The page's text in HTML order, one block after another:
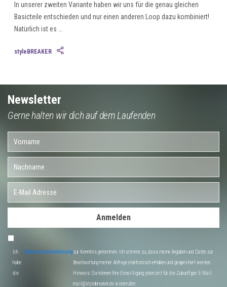
In unserer zweiten Variante haben wir uns für die genau gleichen
Basicteile entschieden und nur einen anderen Loop dazu kombiniert!
Natürlich ist es ...
styleBREAKER
Newsletter
Gerne halten wir dich auf dem Laufenden
Anmelden
Ich
habe
die
Datenschutzerklärungzur Kenntnis genommen. Ich stimme zu, dass meine Angaben und Daten zur
Beantwortung meiner Anfrage elektronisch erhoben und gespeichert werden.
Hinweis: Sie können Ihre Einwilligung jederzeit für die Zukunft per E-Mail
mail@stylebreaker.de widerrufen